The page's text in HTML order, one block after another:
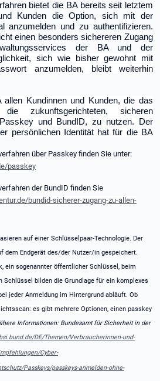
bietet die BA bereits seit letztem
Kunden die Option, sich mit der
anzumelden und zu authentifizieren.
einen besonders sichereren Zugang
der BA und der
sich wie bisher gewohnt mit
anzumelden, bleibt weiterhin
Kundinnen und Kunden, die das
zukunftsgerichteten, sicheren
und BundID, zu nutzen. Der
persönlichen Identität hat für die BA
über Passkey finden Sie unter:
passkey
der BundID finden Sie
bundid-sicherer-zugang-zu-allen-
auf einer Schlüsselpaar-Technologie. Der
dem Endgerät des/der Nutzer/in gespeichert.
ein sogenannter öffentlicher Schlüssel, beim
Schlüssel bilden die Grundlage für ein komplexes
jeder Anmeldung im Hintergrund abläuft. Ob
es gibt mehrere Optionen, einen passkey
Informationen: Bundesamt für Sicherheit in der
DE/Themen/Verbraucherinnen-und-
Cyber-
Passkeys/passkeys-anmelden-ohne-